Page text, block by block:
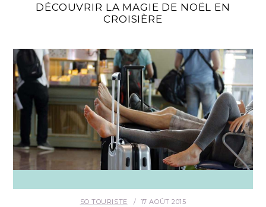
DÉCOUVRIR LA MAGIE DE NOËL EN
CROISIÈRE
SO TOURISTE 17 AOÛT 2015